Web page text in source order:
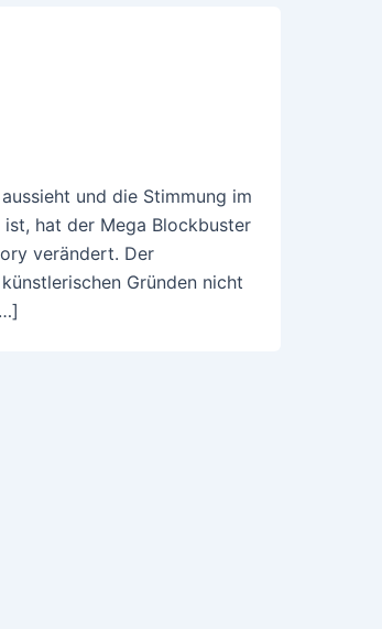
und die Stimmung im
hat der Mega Blockbuster
verändert. Der
Gründen nicht